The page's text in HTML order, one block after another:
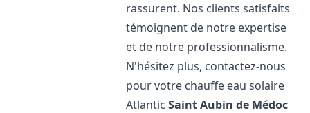
rassurent. Nos clients satisfaits
témoignent de notre expertise
et de notre professionnalisme.
N'hésitez plus, contactez-nous
pour votre chauffe eau solaire
AtlanticSaint Aubin de Médoc